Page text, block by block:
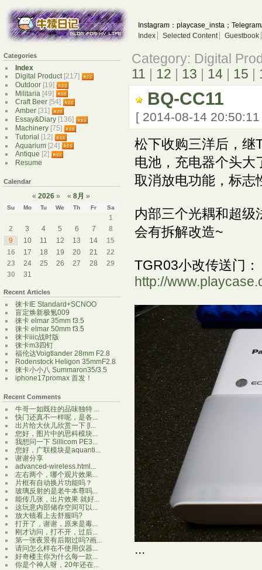
Instagram：playcase_insta；
Index
Selected Content Guestbook
Category: Digital
11
12 13 14 15
BQ-CC11
[ 2014-08-14
松下收购三洋后，继
电池，充电器个头大
取消放电功能，标志
内部三个光耦和超级
会有拆解改造~
TGR03小改传送门：
http://
...
Categories
Index
Digital Product[217]
Outdoor [19]
Militaria [49]
Craft Beer [54]
Amber [31]
Essay&Diary [136]
Machinery [75]
Tutorial [12]
Aquarium [24]
Antique [2]
Resume
Calendar
« 2026 » « 8月 »
Su Mo Tu We Th Fr Sa
1
2
3 4 5 6 7
8
9
10 11 12 13 14
15
16
17 18 19 20 21
22
23
24 25 26 27 28
29
30
31
Recent Articles
徕卡IE Standard+SCNOO
盲定焕新极氪009
徕卡 elmar 35mm f3.5
徕卡 elmar 50mm f3.5
徕卡iiic战时版
徕卡m3四钉
福伦达Voigtlander 28mm F2.8
Rodenstock Heligon 35mmF2.8
徕卡小小八 Summaron35/3.5
iphone17promax 首发！
Recent Comments
牛哥一如既往的品味独特 ...
快门还真不一样呢，是各...
出片给大伙儿欣赏一下 [l...
您好，图片中的思科模块...
我想问一下 Sillicom PE3...
您好，广联模块是aquanti...
谢谢分享
advanced-wireless.html...
左右两个，哪个观片效果...
片框有自动换片功能吗？
玻璃反射的是老牛本尊吗...
能传几张，出片效果 就好...
这玩意内部储存空间可以...
放大镜看上去舒服吗?
打开了，谢谢，原来是毒...
刚才访问，打不开，过后...
第一张夜景有后期过吗?画...
请问怎么样在不使用仪器...
好奇楼主你为什么每一款...
你是个神人呀，20年还在...